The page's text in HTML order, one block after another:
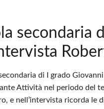
secondaria
di I grado
Attività nel periodo del
e nell’intervista ricorda le